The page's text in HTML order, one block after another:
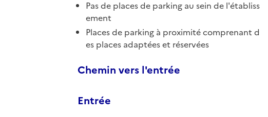
Pas de places de parking au sein de l'établiss
ement
Places de parking à proximité comprenant d
es places adaptées et réservées
Chemin vers l'entrée
Entrée